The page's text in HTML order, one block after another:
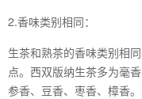
2.香味类别相同：
生茶和熟茶的香味类别相
点。西双版纳生茶多为毫
参香、豆香、枣香、樟香